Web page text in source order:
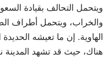
ويتحمل التحالف بقيادة
والخراب، ويتحمل أطراف
الهاوية. إن ما تعيشه
هناك، حيث قد تشهد